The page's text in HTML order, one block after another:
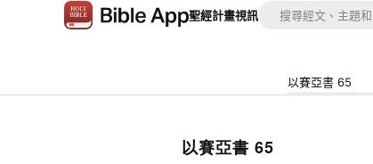
聖經計畫視訊
以賽亞書 65
以賽亞書 65